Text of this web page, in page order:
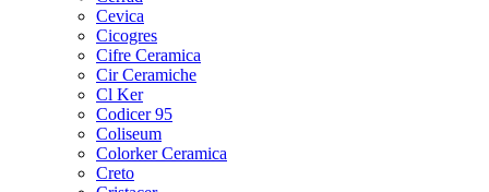
Cevica
Cicogres
Cifre Ceramica
Cir Ceramiche
Cl Ker
Codicer 95
Coliseum
Colorker Ceramica
Creto